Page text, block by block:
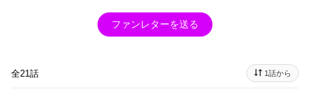
ファンレターを送る
全21話 1話から